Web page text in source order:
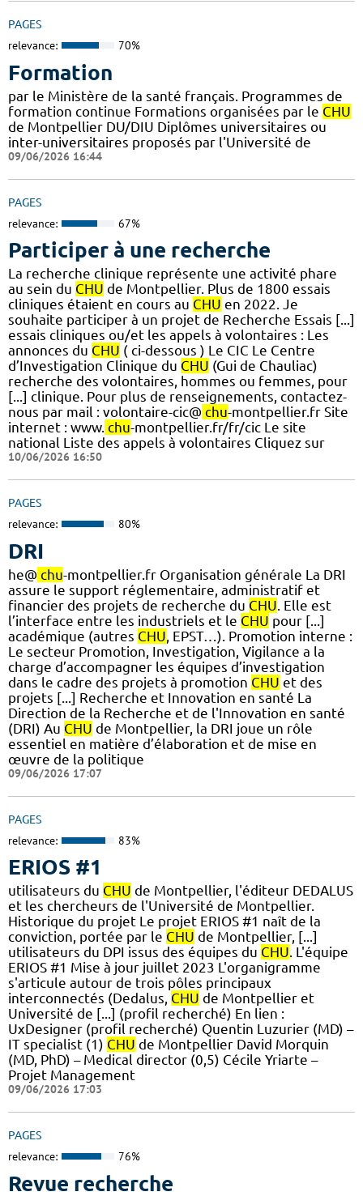
PAGES
relevance: 70%
Formation
par le Ministère de la santé français. Programmes de
formation continue Formations organisées par le CHU
de Montpellier DU/DIU Diplômes universitaires ou
inter-universitaires proposés par l'Université de
09/06/2026 16:44
PAGES
relevance: 67%
Participer à une recherche
La recherche clinique représente une activité phare
au sein du CHU de Montpellier. Plus de 1800 essais
cliniques étaient en cours au CHU en 2022. Je
souhaite participer à un projet de Recherche Essais [...]
essais cliniques ou/et les appels à volontaires : Les
annonces du CHU ( ci-dessous ) Le CIC Le Centre
d’Investigation Clinique du CHU (Gui de Chauliac)
recherche des volontaires, hommes ou femmes, pour
[...] clinique. Pour plus de renseignements, contactez-
nous par mail : volontaire-cic@ chu-montpellier.fr Site
internet : www. chu-montpellier.fr/fr/cic Le site
national Liste des appels à volontaires Cliquez sur
10/06/2026 16:50
PAGES
relevance: 80%
DRI
he@ chu-montpellier.fr Organisation générale La DRI
assure le support réglementaire, administratif et
financier des projets de recherche du CHU . Elle est
l’interface entre les industriels et le CHU pour [...]
académique (autres CHU , EPST…). Promotion interne :
Le secteur Promotion, Investigation, Vigilance a la
charge d’accompagner les équipes d’investigation
dans le cadre des projets à promotion CHU et des
projets [...] Recherche et Innovation en santé La
Direction de la Recherche et de l'Innovation en santé
(DRI) Au CHU de Montpellier, la DRI joue un rôle
essentiel en matière d’élaboration et de mise en
œuvre de la politique
09/06/2026 17:07
PAGES
relevance: 83%
ERIOS #1
utilisateurs du CHU de Montpellier, l'éditeur DEDALUS
et les chercheurs de l'Université de Montpellier.
Historique du projet Le projet ERIOS #1 naît de la
conviction, portée par le CHU de Montpellier, [...]
utilisateurs du DPI issus des équipes du CHU. L'équipe
ERIOS #1 Mise à jour juillet 2023 L'organigramme
s'articule autour de trois pôles principaux
interconnectés (Dedalus, CHU de Montpellier et
Université de [...] (profil recherché) En lien :
UxDesigner (profil recherché) Quentin Luzurier (MD) –
IT specialist (1) CHU de Montpellier David Morquin
(MD, PhD) – Medical director (0,5) Cécile Yriarte –
Projet Management
09/06/2026 17:03
PAGES
relevance: 76%
Revue recherche